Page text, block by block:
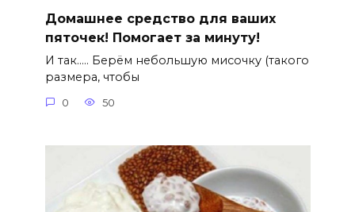
Домашнее средство для ваших
пяточек! Помогает за минуту!
И так….. Берём небольшую мисочку (такого
размера, чтобы
0 50